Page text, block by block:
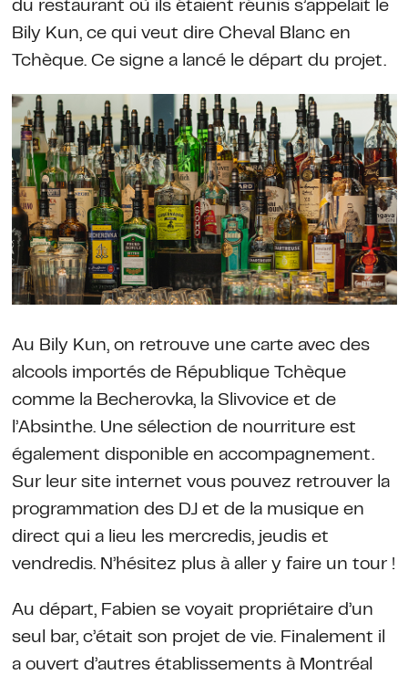
du restaurant où ils étaient réunis s’appelait le
Bily Kun, ce qui veut dire Cheval Blanc en
Tchèque. Ce signe a lancé le départ du projet.
Au Bily Kun, on retrouve une carte avec des
alcools importés de République Tchèque
comme la Becherovka, la Slivovice et de
l’Absinthe. Une sélection de nourriture est
également disponible en accompagnement.
Sur leur site internet vous pouvez retrouver la
programmation des DJ et de la musique en
direct qui a lieu les mercredis, jeudis et
vendredis. N’hésitez plus à aller y faire un tour !
Au départ, Fabien se voyait propriétaire d’un
seul bar, c’était son projet de vie. Finalement il
a ouvert d’autres établissements à Montréal